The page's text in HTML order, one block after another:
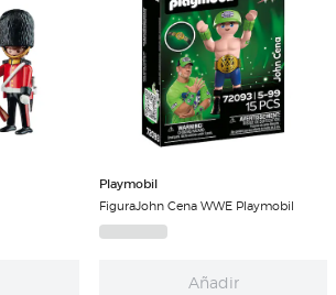
Playmobil
FiguraJohn Cena WWE Playmobil
Añadir